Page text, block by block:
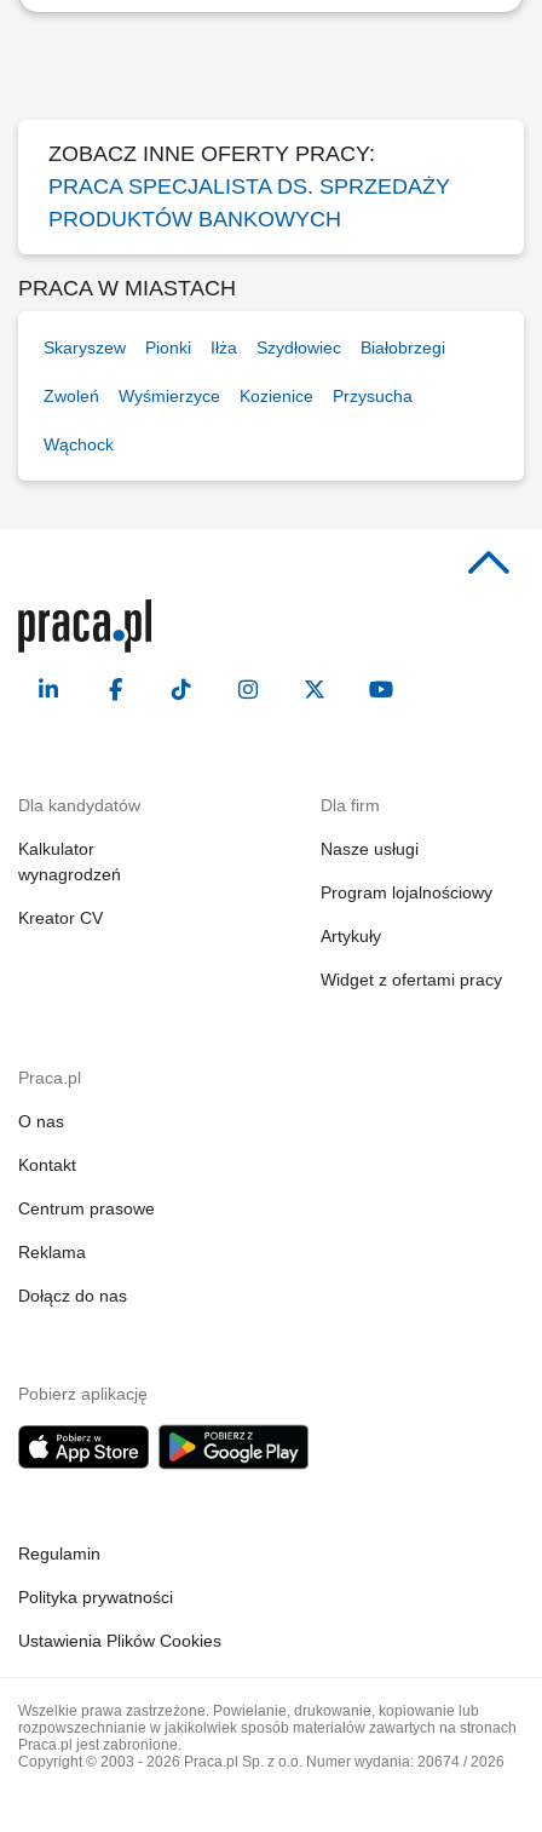
Aktywne pozyskiwanie klientów i budowanie z nimi długofalowych
ZOBACZ INNE OFERTY PRACY:
PRACA SPECJALISTA DS. SPRZEDAŻY
PRODUKTÓW BANKOWYCH
PRACA W MIASTACH
Skaryszew Pionki Iłża Szydłowiec Białobrzegi
Zwoleń Wyśmierzyce Kozienice Przysucha
Wąchock
Dla kandydatów
Kalkulator
wynagrodzeń
Kreator CV
Dla firm
Nasze usługi
Program lojalnościowy
Artykuły
Widget z ofertami pracy
Praca.pl
O nas
Kontakt
Centrum prasowe
Reklama
Dołącz do nas
Pobierz aplikację
Regulamin
Polityka prywatności
Ustawienia Plików Cookies
Wszelkie prawa zastrzeżone. Powielanie, drukowanie, kopiowanie lub
rozpowszechnianie w jakikolwiek sposób materiałów zawartych na stronach
Praca.pl jest zabronione.
Copyright © 2003 - 2026 Praca.pl Sp. z o.o. Numer wydania: 20674 / 2026